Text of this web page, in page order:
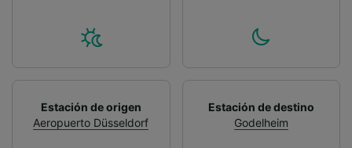
Estación de origen
Aeropuerto Düsseldorf
Estación de destino
Godelheim